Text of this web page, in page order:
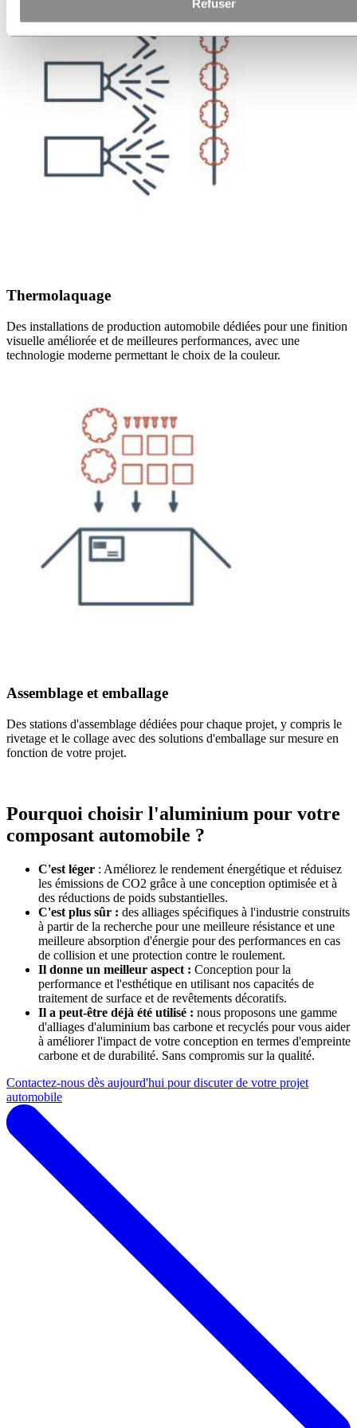
Refuser
Thermolaquage
Des installations de production automobile dédiées pour une finition
visuelle améliorée et de meilleures performances, avec une
technologie moderne permettant le choix de la couleur.
Assemblage et emballage
Des stations d'assemblage dédiées pour chaque projet, y compris le
rivetage et le collage avec des solutions d'emballage sur mesure en
fonction de votre projet.
Pourquoi choisir l'aluminium pour votre
composant automobile ?
C'est léger : Améliorez le rendement énergétique et réduisez
les émissions de CO2 grâce à une conception optimisée et à
des réductions de poids substantielles.
C'est plus sûr : des alliages spécifiques à l'industrie construits
à partir de la recherche pour une meilleure résistance et une
meilleure absorption d'énergie pour des performances en cas
de collision et une protection contre le roulement.
Il donne un meilleur aspect : Conception pour la
performance et l'esthétique en utilisant nos capacités de
traitement de surface et de revêtements décoratifs.
Il a peut-être déjà été utilisé : nous proposons une gamme
d'alliages d'aluminium bas carbone et recyclés pour vous aider
à améliorer l'impact de votre conception en termes d'empreinte
carbone et de durabilité. Sans compromis sur la qualité.
Contactez-nous dès aujourd'hui pour discuter de votre projet
automobile